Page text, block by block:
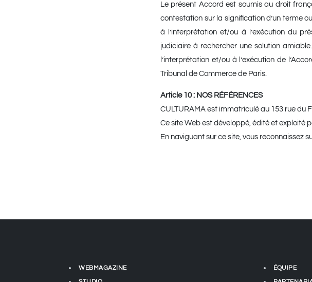
Le présent Accord est soumis au droit
contestation sur la signification d’un terme
à l’interprétation et/ou à l’exécution du
judiciaire à rechercher une solution
l’interprétation et/ou à l’exécution de
Tribunal de Commerce de Paris.
Article 10 : NOS RÉFÉRENCES
CULTURAMA est immatriculé au 153 rue du
Ce site Web est développé, édité et exploité
En naviguant sur ce site, vous reconnaissez
WEBMAGAZINE ÉQUIPE